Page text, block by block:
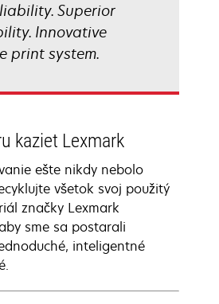
Superior
Innovative
print system.
kaziet Lexmark
ešte nikdy nebolo
všetok svoj použitý
značky Lexmark
sme sa postarali
inteligentné